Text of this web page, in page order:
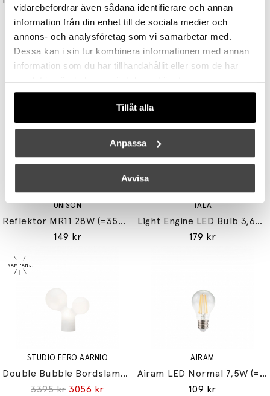
vidarebefordrar även sådana identifierare och annan
information från din enhet till de sociala medier och
annons- och analysföretag som vi samarbetar med.
Dessa kan i sin tur kombinera informationen med annan
information som du har tillhandahållit eller som de har
samlat in när du har använt deras tjänster.
Tillåt alla
Anpassa
Avvisa
24179 kr
Andra köpte även
UNISON
Reflektor MR11 28W (=35W) GU10
149 kr
TALA
Light Engine LED Bulb 3,6W (=33W) 2700K G9 Lightly Frosted
179 kr
STUDIO EERO AARNIO
Double Bubble Bordslampa Small
3395 kr 3056 kr
AIRAM
Airam LED Normal 7,5W (=60W) E27
109 kr